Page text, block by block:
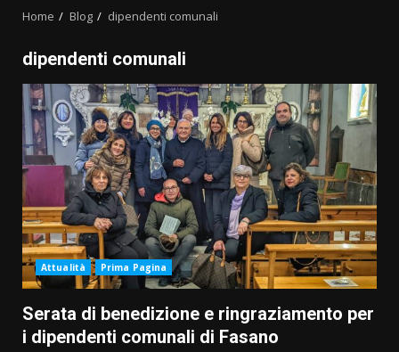
Home Blog dipendenti comunali
dipendenti comunali
Attualità Prima Pagina
Serata di benedizione e ringraziamento per
i dipendenti comunali di Fasano